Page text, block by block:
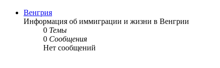
Венгрия
Информация об иммиграции и жизни в Венгрии
0 Темы
0 Сообщения
Нет сообщений